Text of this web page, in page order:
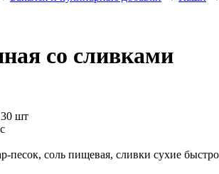
со сливками
30 шт
песок, соль пищевая, сливки сухие